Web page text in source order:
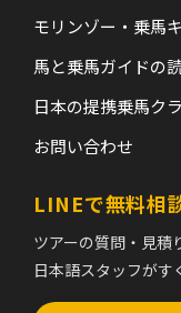
モリンゾー・乗馬
馬と乗馬ガイドの
日本の提携乗馬ク
お問い合わせ
LINEで無料相
ツアーの質問・見積
日本語スタッフがす